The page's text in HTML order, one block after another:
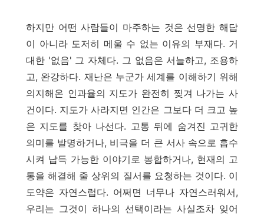
하지만 어떤 사람들이 마주하는 것은 선명한 해답
이 아니라 도저히 메울 수 없는 이유의 부재다. 거
대한 '없음' 그 자체다. 그 없음은 서늘하고, 조용하
고, 완강하다. 재난은 누군가 세계를 이해하기 위해
의지해온 인과율의 지도가 완전히 찢겨 나가는 사
건이다. 지도가 사라지면 인간은 그보다 더 크고 높
은 지도를 찾아 나선다. 고통 뒤에 숨겨진 고귀한
의미를 발명하거나, 비극을 더 큰 서사 속으로 흡수
시켜 납득 가능한 이야기로 봉합하거나, 현재의 고
통을 해결해 줄 상위의 질서를 요청하는 것이다. 이
도약은 자연스럽다. 어쩌면 너무나 자연스러워서,
우리는 그것이 하나의 선택이라는 사실조차 잊어